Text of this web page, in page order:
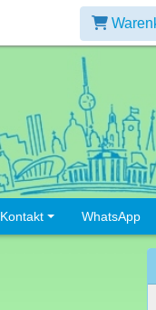
Kontakt WhatsApp